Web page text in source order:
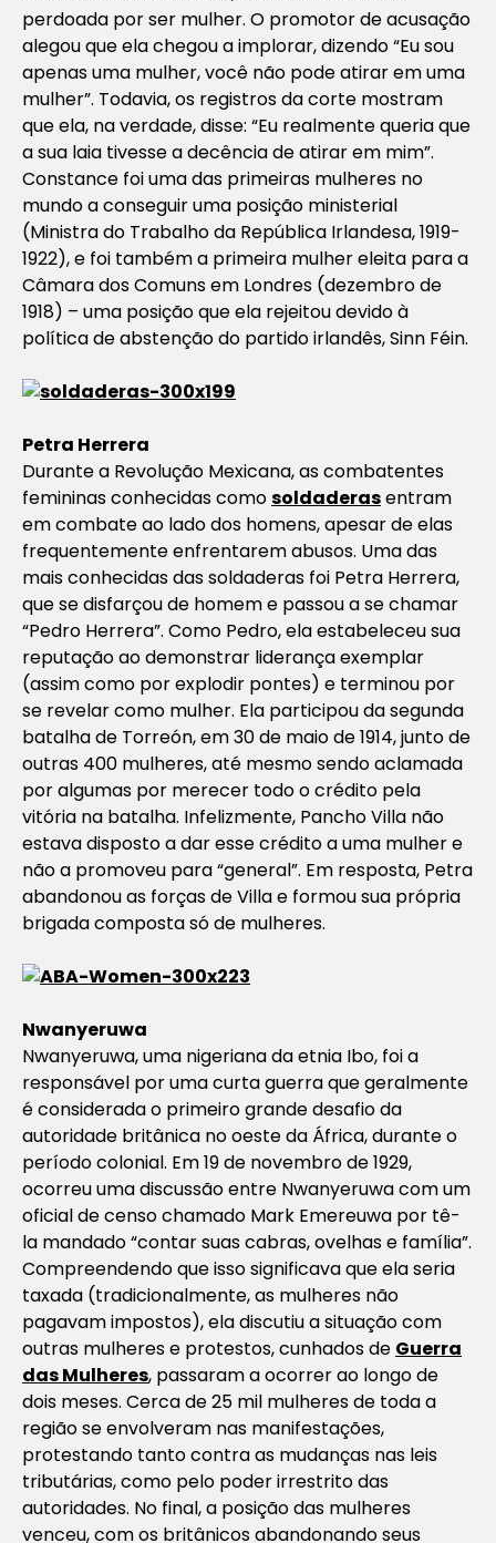
perdoada por ser mulher. O promotor de acusação
alegou que ela chegou a implorar, dizendo “Eu sou
apenas uma mulher, você não pode atirar em uma
mulher”. Todavia, os registros da corte mostram
que ela, na verdade, disse: “Eu realmente queria que
a sua laia tivesse a decência de atirar em mim”.
Constance foi uma das primeiras mulheres no
mundo a conseguir uma posição ministerial
(Ministra do Trabalho da República Irlandesa, 1919-
1922), e foi também a primeira mulher eleita para a
Câmara dos Comuns em Londres (dezembro de
1918) – uma posição que ela rejeitou devido à
política de abstenção do partido irlandês, Sinn Féin.
Petra Herrera
Durante a Revolução Mexicana, as combatentes
femininas conhecidas comosoldaderasentram
em combate ao lado dos homens, apesar de elas
frequentemente enfrentarem abusos. Uma das
mais conhecidas dassoldaderas foi Petra Herrera,
que se disfarçou de homem e passou a se chamar
“Pedro Herrera”. Como Pedro, ela estabeleceu sua
reputação ao demonstrar liderança exemplar
(assim como por explodir pontes) e terminou por
se revelar como mulher. Ela participou da segunda
batalha de Torreón, em 30 de maio de 1914, junto de
outras 400 mulheres, até mesmo sendo aclamada
por algumas por merecer todo o crédito pela
vitória na batalha. Infelizmente, Pancho Villa não
estava disposto a dar esse crédito a uma mulher e
não a promoveu para “general”. Em resposta, Petra
abandonou as forças de Villa e formou sua própria
brigada composta só de mulheres.
Nwanyeruwa
Nwanyeruwa, uma nigeriana da etnia Ibo, foi a
responsável por uma curta guerra que geralmente
é considerada o primeiro grande desafio da
autoridade britânica no oeste da África, durante o
período colonial. Em 19 de novembro de 1929,
ocorreu uma discussão entre Nwanyeruwa com um
oficial de censo chamado Mark Emereuwa por tê-
la mandado “contar suas cabras, ovelhas e família”.
Compreendendo que isso significava que ela seria
taxada (tradicionalmente, as mulheres não
pagavam impostos), ela discutiu a situação com
outras mulheres e protestos, cunhados de Guerra
das Mulheres, passaram a ocorrer ao longo de
dois meses. Cerca de 25 mil mulheres de toda a
região se envolveram nas manifestações,
protestando tanto contra as mudanças nas leis
tributárias, como pelo poder irrestrito das
autoridades. No final, a posição das mulheres
venceu, com os britânicos abandonando seus